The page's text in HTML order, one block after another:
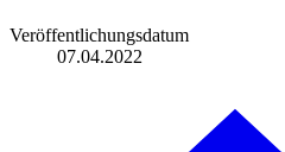
Veröffentlichungsdatum
07.04.2022